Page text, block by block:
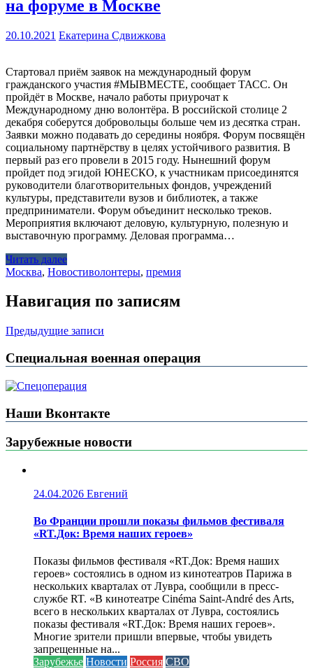
на форуме в Москве
20.10.2021 Екатерина Сдвижкова
Стартовал приём заявок на международный форум
гражданского участия #МЫВМЕСТЕ, сообщает ТАСС. Он
пройдёт в Москве, начало работы приурочат к
Международному дню волонтёра. В российской столице 2
декабря соберутся добровольцы больше чем из десятка стран.
Заявки можно подавать до середины ноября. Форум посвящён
социальному партнёрству в целях устойчивого развития. В
первый раз его провели в 2015 году. Нынешний форум
пройдет под эгидой ЮНЕСКО, к участникам присоединятся
руководители благотворительных фондов, учреждений
культуры, представители вузов и библиотек, а также
предприниматели. Форум объединит несколько треков.
Мероприятия включают деловую, культурную, полезную и
выставочную программу. Деловая программа…
Читать далее
Москва, Новостиволонтеры, премия
Навигация по записям
Предыдущие записи
Специальная военная операция
Наши Вконтакте
Зарубежные новости
24.04.2026 Евгений
Во Франции прошли показы фильмов фестиваля
«RT.Док: Время наших героев»
Показы фильмов фестиваля «RT.Док: Время наших
героев» состоялись в одном из кинотеатров Парижа в
нескольких кварталах от Лувра, сообщили в пресс-
службе RT. «В кинотеатре Cinéma Saint-André des Arts,
всего в нескольких кварталах от Лувра, состоялись
показы фестиваля «RT.Док: Время наших героев».
Многие зрители пришли впервые, чтобы увидеть
запрещенные на...
Зарубежье Новости Россия СВО